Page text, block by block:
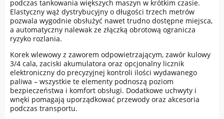
podczas tankowania większych maszyn w krótkim czasie.
Elastyczny wąż dystrybucyjny o długości trzech metrów
pozwala wygodnie obsłużyć nawet trudno dostępne miejsca,
a automatyczny nalewak ze złączką obrotową ogranicza
ryzyko rozlania.
Korek wlewowy z zaworem odpowietrzającym, zawór kulowy
3/4 cala, zaciski akumulatora oraz opcjonalny licznik
elektroniczny do precyzyjnej kontroli ilości wydawanego
paliwa – wszystkie te elementy podnoszą poziom
bezpieczeństwa i komfort obsługi. Dodatkowe uchwyty i
wnęki pomagają uporządkować przewody oraz akcesoria
podczas transportu.